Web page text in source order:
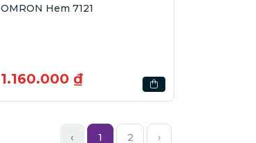
OMRON Hem 7121
1.160.000 ₫
‹ 1 2 ›